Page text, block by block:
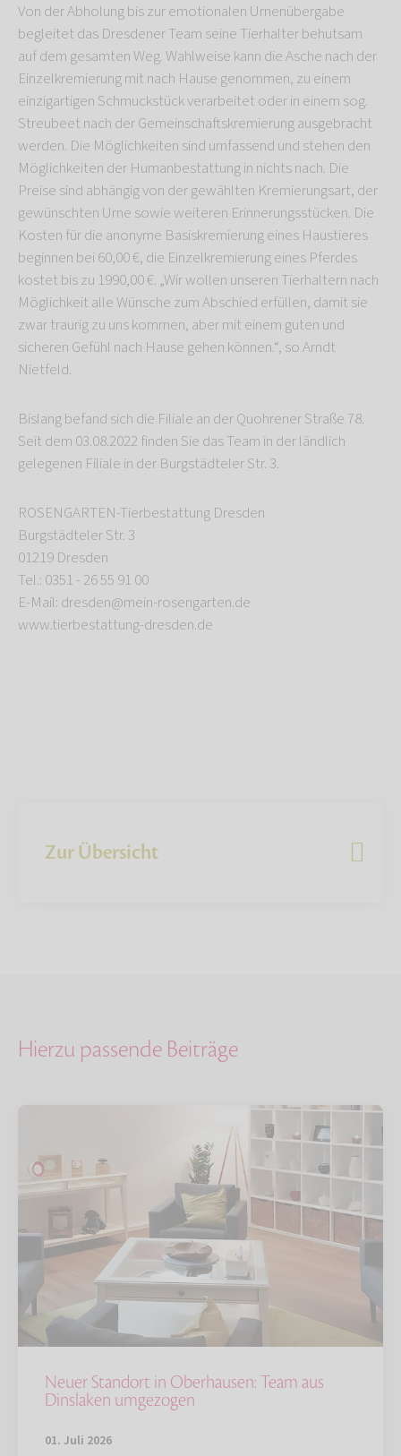
Von der Abholung bis zur emotionalen Urnenübergabe
begleitet das Dresdener Team seine Tierhalter behutsam
auf dem gesamten Weg. Wahlweise kann die Asche nach der
Einzelkremierung mit nach Hause genommen, zu einem
einzigartigen Schmuckstück verarbeitet oder in einem sog.
Streubeet nach der Gemeinschaftskremierung ausgebracht
werden. Die Möglichkeiten sind umfassend und stehen den
Möglichkeiten der Humanbestattung in nichts nach. Die
Preise sind abhängig von der gewählten Kremierungsart, der
gewünschten Urne sowie weiteren Erinnerungsstücken. Die
Kosten für die anonyme Basiskremierung eines Haustieres
beginnen bei 60,00 €, die Einzelkremierung eines Pferdes
kostet bis zu 1990,00 €. „Wir wollen unseren Tierhaltern nach
Möglichkeit alle Wünsche zum Abschied erfüllen, damit sie
zwar traurig zu uns kommen, aber mit einem guten und
sicheren Gefühl nach Hause gehen können.“, so Arndt
Nietfeld.
Bislang befand sich die Filiale an der Quohrener Straße 78.
Seit dem 03.08.2022 finden Sie das Team in der ländlich
gelegenen Filiale in der Burgstädteler Str. 3.
ROSENGARTEN-Tierbestattung Dresden
Burgstädteler Str. 3
01219 Dresden
Tel.: 0351 - 26 55 91 00
E-Mail: dresden@mein-rosengarten.de
www.tierbestattung-dresden.de
Zur Übersicht
Hierzu passende Beiträge
Neuer Standort in Oberhausen: Team aus
Dinslaken umgezogen
01. Juli 2026